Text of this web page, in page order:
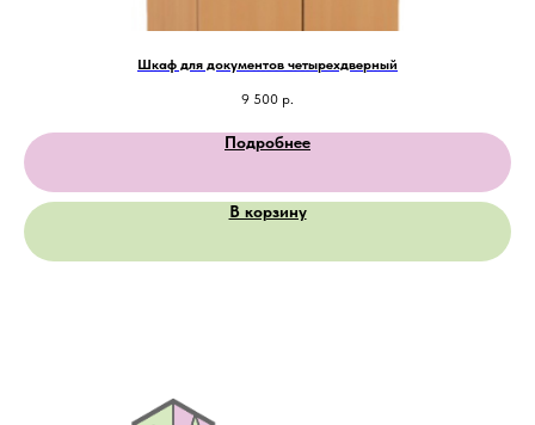
Шкаф для документов четырехдверный
9 500 р.
Подробнее
В корзину